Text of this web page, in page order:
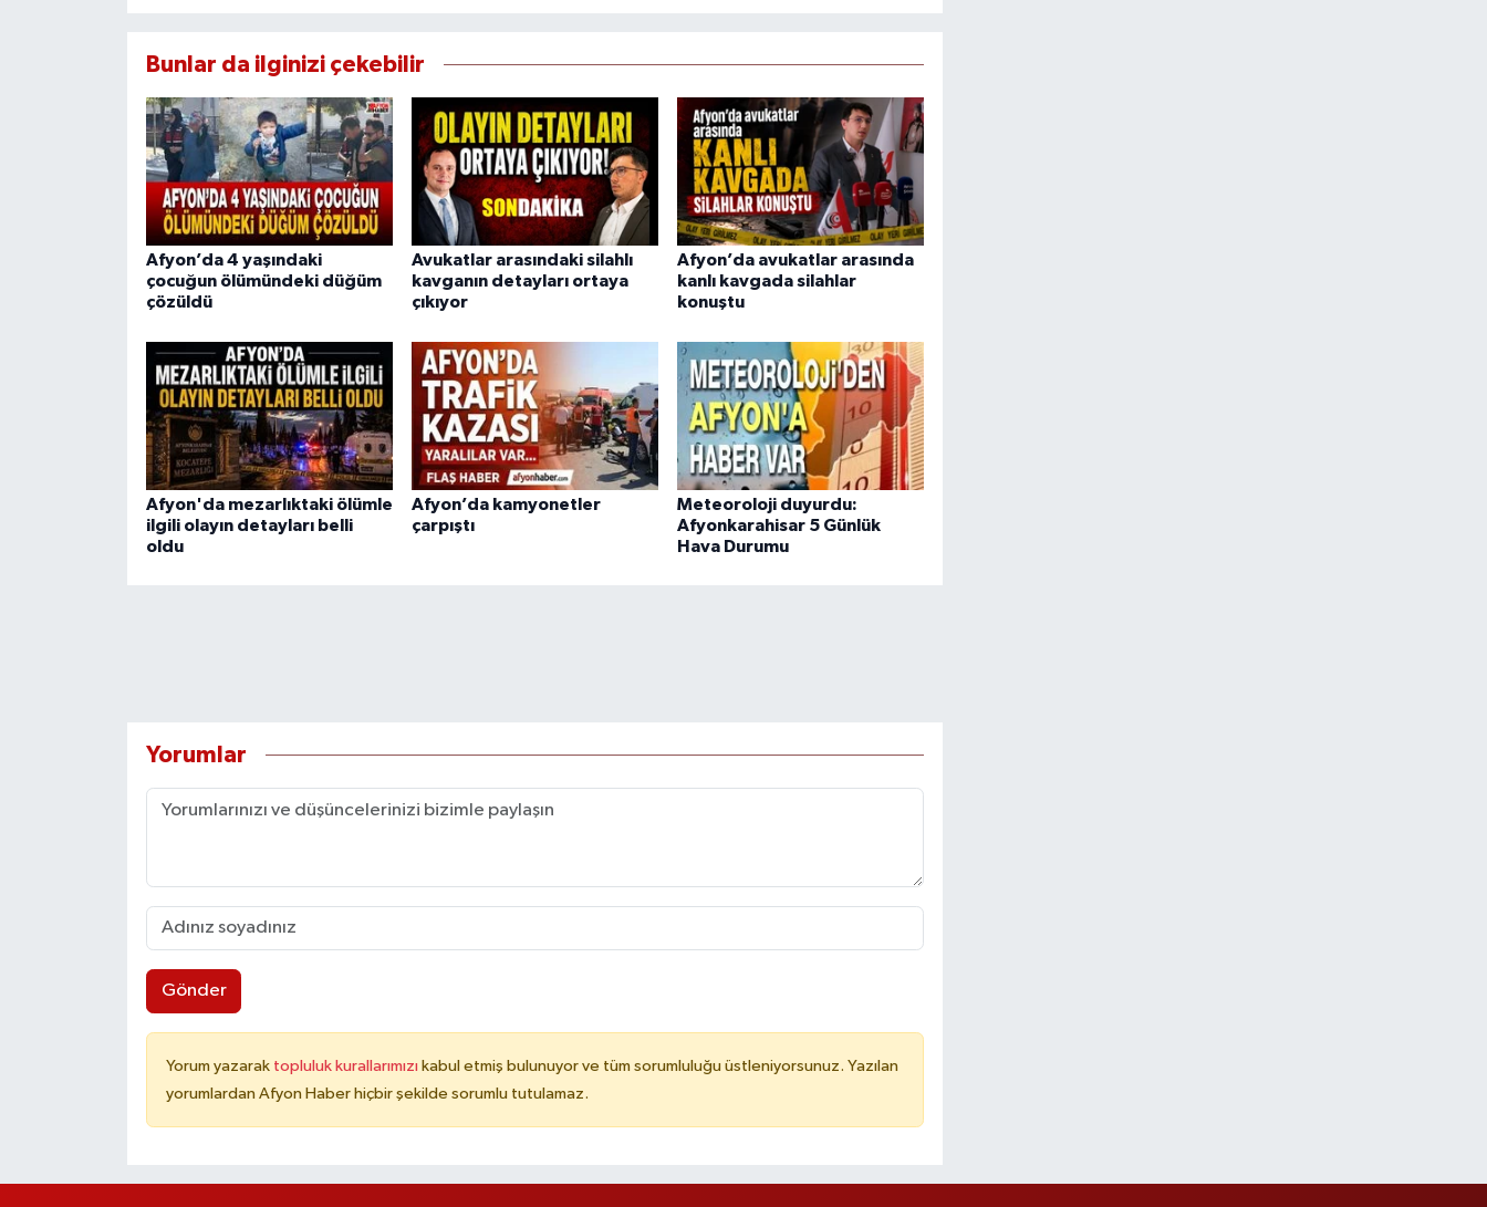
Bunlar da ilginizi çekebilir
Afyon’da 4 yaşındaki
çocuğun ölümündeki düğüm
çözüldü
Avukatlar arasındaki silahlı
kavganın detayları ortaya
çıkıyor
Afyon’da avukatlar arasında
kanlı kavgada silahlar
konuştu
Afyon'da mezarlıktaki ölümle
ilgili olayın detayları belli
oldu
Afyon’da kamyonetler
çarpıştı
Meteoroloji duyurdu:
Afyonkarahisar 5 Günlük
Hava Durumu
Yorumlar
Gönder
Yorum yazarak topluluk kurallarımızı kabul etmiş bulunuyor ve tüm sorumluluğu üstleniyorsunuz. Yazılan
yorumlardan Afyon Haber hiçbir şekilde sorumlu tutulamaz.